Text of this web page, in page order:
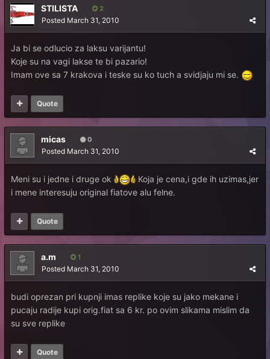
STILISTA 2
Posted March 31, 2010
Ja bi se odlucio za laksu varijantu!
Koje su na vagi lakse te bi pazario!
Imam ove sa 7 krakova i teske su ko tuch a svidjaju mi se.
Quote
micas 0
Posted March 31, 2010
Meni su i jedne i druge ok
Koja je cena,i gde ih uzimas,jer
i mene interesuju original fiatove alu felne.
Quote
a.m 1
Posted March 31, 2010
budi oprezan pri kupnji imas replike koje su jako mekane i
pucaju radije kupi orig.fiat sa 6 kr. po ovim slikama mislim da
su sve replike
Quote